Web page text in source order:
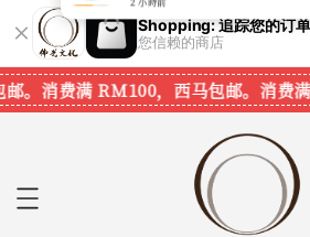
Shopping: 追踪您的订单
您信赖的商店
消费满 RM100，西马包邮。消费满